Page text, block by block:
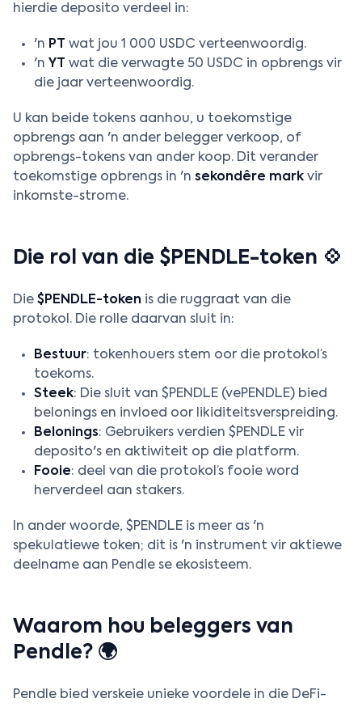
hierdie deposito verdeel in:
'n PT
wat jou 1 000 USDC verteenwoordig.
'n YT
wat die verwagte 50 USDC in opbrengs vir
die jaar verteenwoordig.
U kan beide tokens aanhou, u toekomstige
opbrengs aan 'n ander belegger verkoop, of
opbrengs-tokens van ander koop. Dit verander
toekomstige opbrengs in 'n sekondêre mark vir
inkomste-strome.
Die rol van die $PENDLE-token 💠
Die $PENDLE-token is die ruggraat van die
protokol. Die rolle daarvan sluit in:
Bestuur: tokenhouers stem oor die protokol’s
toekoms.
Steek: Die sluit van $PENDLE (vePENDLE) bied
belonings en invloed oor likiditeitsverspreiding.
Belonings: Gebruikers verdien $PENDLE vir
deposito's en aktiwiteit op die platform.
Fooie: deel van die protokol’s fooie word
herverdeel aan stakers.
In ander woorde, $PENDLE is meer as 'n
spekulatiewe token; dit is 'n instrument vir aktiewe
deelname aan Pendle se ekosisteem.
Waarom hou beleggers van
Pendle? 🌍
Pendle bied verskeie unieke voordele in die DeFi-